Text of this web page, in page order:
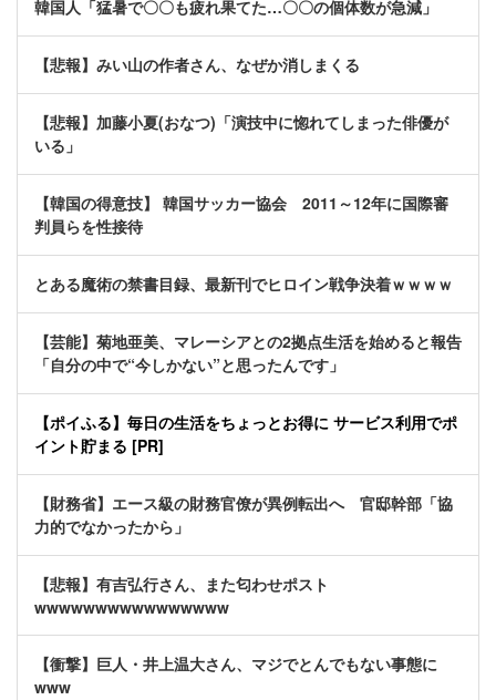
韓国人「猛暑で〇〇も疲れ果てた…〇〇の個体数が急減」
【悲報】みい山の作者さん、なぜか消しまくる
【悲報】加藤小夏(おなつ)「演技中に惚れてしまった俳優が
いる」
【韓国の得意技】 韓国サッカー協会 2011～12年に国際審
判員らを性接待
とある魔術の禁書目録、最新刊でヒロイン戦争決着ｗｗｗｗ
【芸能】菊地亜美、マレーシアとの2拠点生活を始めると報告
「自分の中で“今しかない”と思ったんです」
【ポイふる】毎日の生活をちょっとお得に サービス利用でポ
イント貯まる [PR]
【財務省】エース級の財務官僚が異例転出へ 官邸幹部「協
力的でなかったから」
【悲報】有吉弘行さん、また匂わせポスト
wwwwwwwwwwwwwwww
【衝撃】巨人・井上温大さん、マジでとんでもない事態に
www